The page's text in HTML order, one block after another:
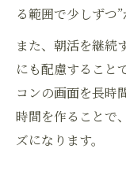
る範囲で少しずつ
また、朝活を継続
にも配慮すること
コンの画面を長時
時間を作ることで
ズになります。